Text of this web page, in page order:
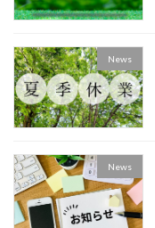
News
News